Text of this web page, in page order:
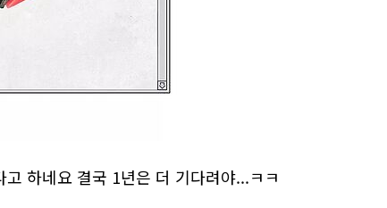
하네요 결국 1년은 더 기다려야...ㅋㅋ